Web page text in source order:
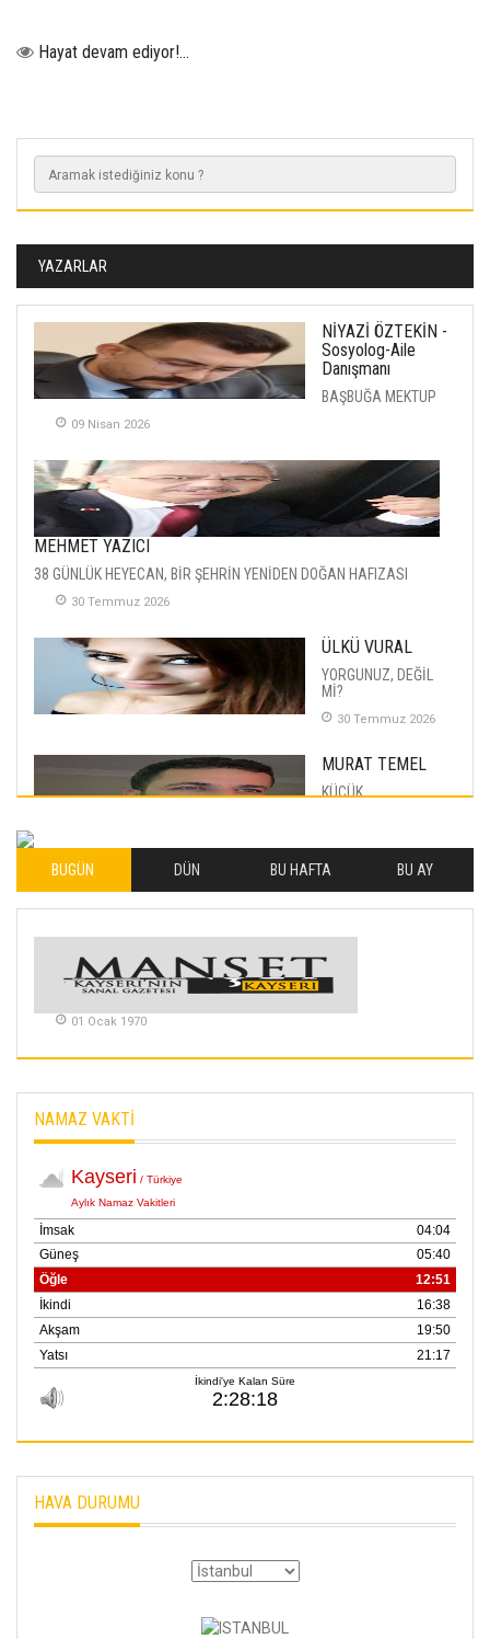
Hayat devam ediyor!...
YAZARLAR
NİYAZİ ÖZTEKİN -
Sosyolog-Aile
Danışmanı
BAŞBUĞA MEKTUP
09 Nisan 2026
MEHMET YAZICI
38 GÜNLÜK HEYECAN, BİR ŞEHRİN YENİDEN DOĞAN HAFIZASI
30 Temmuz 2026
ÜLKÜ VURAL
YORGUNUZ, DEĞİL
Mİ?
30 Temmuz 2026
MURAT TEMEL
KÜÇÜK
İLHAN YILMAZ
SOFRADA AYRIMCILIK
METİN ERTEM
YAŞANANLAR!
Merve Şimşek
İlgi Alanlarımız ve Biz
02 Ekim 2025
puana Ulaştı
01 Mayis 2026
BUGÜN DÜN BU HAFTA BU AY
01 Ocak 1970
NAMAZ VAKTİ
HAVA DURUMU